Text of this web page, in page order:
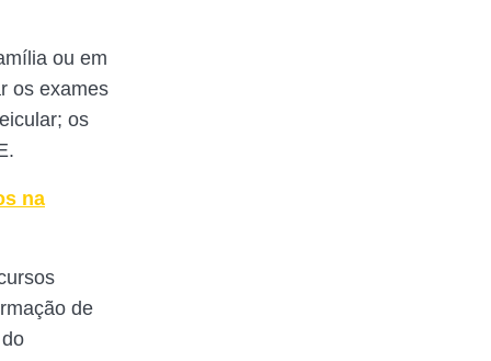
ou em
os exames
os
na
de